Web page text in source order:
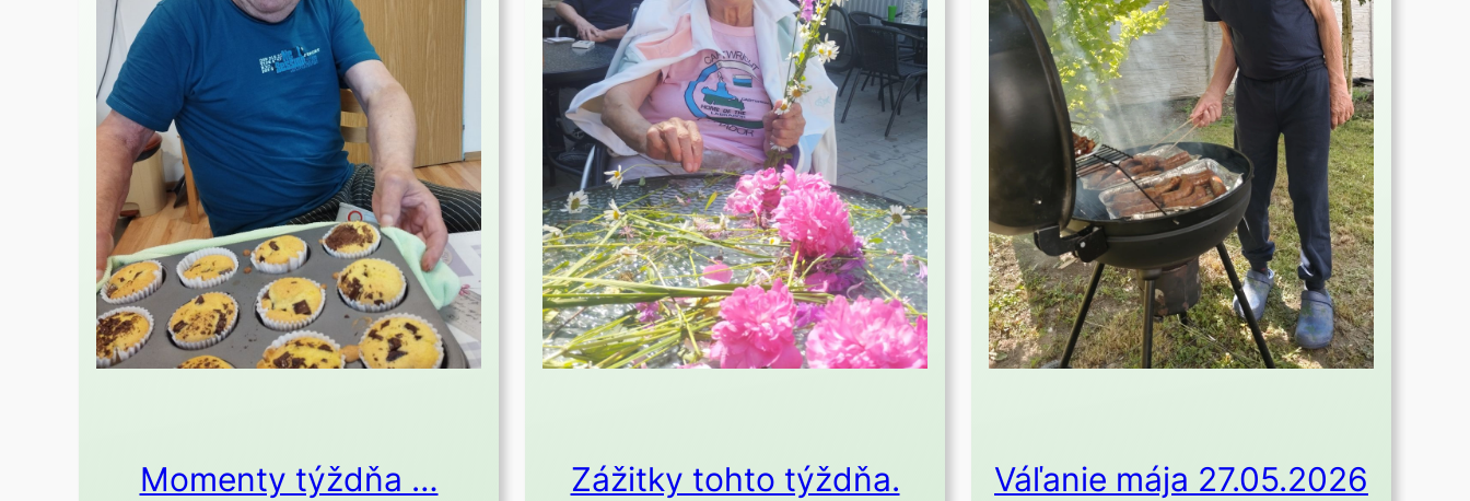
Momenty týždňa … Zážitky tohto týždňa. Váľanie mája 27.05.2026